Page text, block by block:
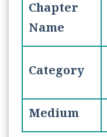
Chapter
Name
Category
Medium